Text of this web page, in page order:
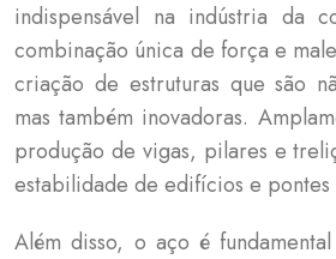
indispensável na indústria da
combinação única de força e
criação de estruturas que são
mas também inovadoras.
produção de vigas, pilares e
estabilidade de edifícios e pontes
Além disso, o aço é